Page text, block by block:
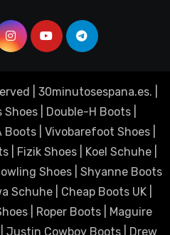
30minutosespana.es. |
Shoes Double-H Boots
Boots| Vivobarefoot Shoes|
| Fizik Shoes| Koel Schuhe|
Shoes| Shyanne Boots
Schuhe| Cheap Boots UK
| Roper Boots|
Maguire
Justin Cowboy Boots| Drew